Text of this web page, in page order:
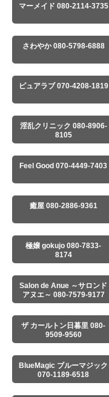
マーメイド 080-2114-3735
さわやか 080-5798-6888
ピュアラブ 070-4208-1819
淫乱クリニック 080-8906-
8105
Feel Good 070-4449-7403
癒屋 080-2886-9361
極嬢 gokujo 080-7833-
8174
Salon de Anue ～サロンド
アヌエ～ 080-7579-9177
ザ カールトン日暮里 080-
9509-9560
BlueMagic ブルーマジック
070-1189-6518